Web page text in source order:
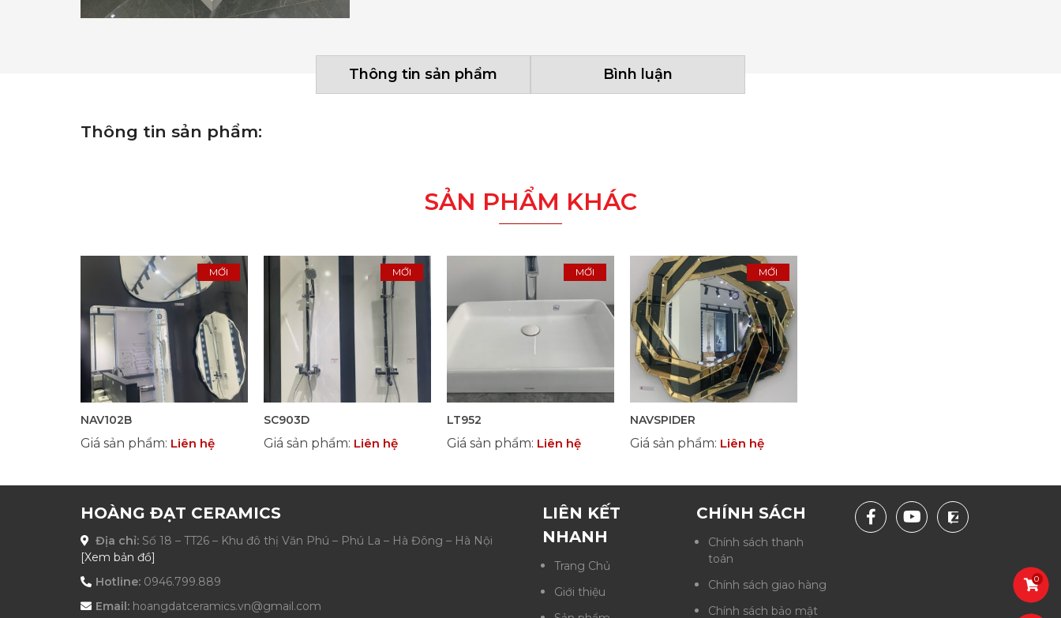
Thông tin sản phẩm Bình luận
Thông tin sản phẩm:
SẢN PHẨM KHÁC
MỚI
NAV102B
Giá sản phẩm: Liên hệ
MỚI
SC903D
Giá sản phẩm: Liên hệ
MỚI
LT952
Giá sản phẩm: Liên hệ
MỚI
NAVSPIDER
Giá sản phẩm: Liên hệ
HOÀNG ĐẠT CERAMICS
Địa chỉ: Số 18 – TT26 – Khu đô thị Văn Phú – Phú La – Hà Đông – Hà Nội
[Xem bản đồ]
Hotline: 0946.799.889
Email: hoangdatceramics.vn@gmail.com
LIÊN KẾT
NHANH
Trang Chủ
Giới thiệu
CHÍNH SÁCH
Chính sách thanh
toán
Chính sách giao hàng
Chính sách bảo mật
0